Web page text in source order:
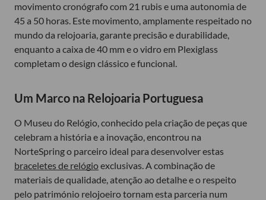
movimento cronógrafo com 21 rubis e uma autonomia de
45 a 50 horas. Este movimento, amplamente respeitado no
mundo da relojoaria, garante precisão e durabilidade,
enquanto a caixa de 40 mm e o vidro em Plexiglass
completam o design clássico e funcional.
Um Marco na Relojoaria Portuguesa
O Museu do Relógio, conhecido pela criação de peças que
celebram a história e a inovação, encontrou na
NorteSpring o parceiro ideal para desenvolver estas
braceletes de relógioexclusivas. A combinação de
materiais de qualidade, atenção ao detalhe e o respeito
pelo património relojoeiro tornam esta parceria num